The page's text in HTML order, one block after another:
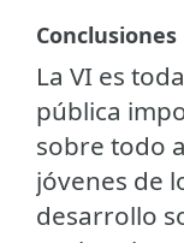
Conclusiones
La VI es
pública
sobre todo
jóvenes de
desarrollo